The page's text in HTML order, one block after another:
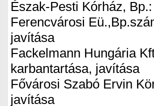
Észak-Pesti Kórház,
Ferencvárosi Eü.,Bp.
javítása
Fackelmann Hungária
karbantartása, javítása
Fővárosi Szabó Ervin
javítása